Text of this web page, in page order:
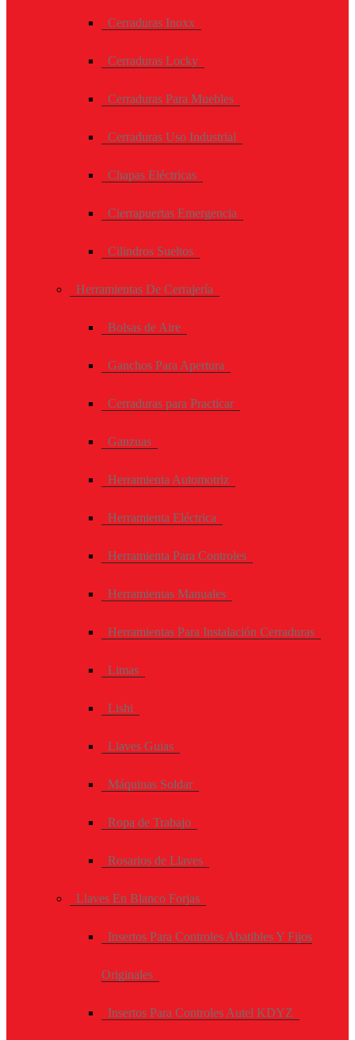
Cerraduras Inoxx
Cerraduras Locky
Cerraduras Para Muebles
Cerraduras Uso Industrial
Chapas Eléctricas
Cierrapuertas Emergencia
Cilindros Sueltos
Herramientas De Cerrajería
Bolsas de Aire
Ganchos Para Apertura
Cerraduras para Practicar
Ganzuas
Herramienta Automotriz
Herramienta Eléctrica
Herramienta Para Controles
Herramientas Manuales
Herramientas Para Instalación Cerraduras
Limas
Lishi
Llaves Guias
Máquinas Soldar
Ropa de Trabajo
Rosarios de Llaves
Llaves En Blanco Forjas
Insertos Para Controles Abatibles Y Fijos
Originales
Insertos Para Controles Autel KDYZ